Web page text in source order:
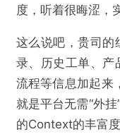
度，听着很晦涩，
这么说吧，贵司的
录、历史工单、产
流程等信息加起来
就是平台无需“外
的Context的丰富